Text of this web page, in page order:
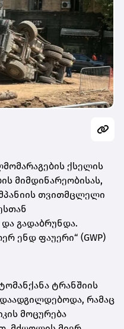
ქსელის
მიმდინარეობისას,
თვითმცლელი
გადაბრუნდა.
ენდ ფაუერი“ (GWP)
ტრანშიის
რამაც
მოცურება